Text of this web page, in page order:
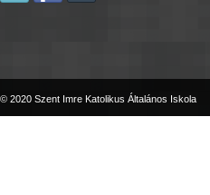
© 2020 Szent Imre Katolikus Általános Iskola